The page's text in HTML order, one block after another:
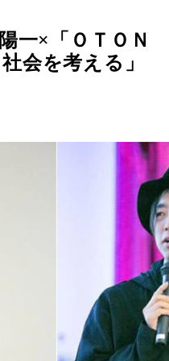
一×「ＯＴＯ
会を考える」